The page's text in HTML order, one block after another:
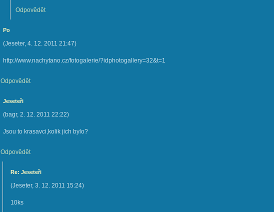
Odpovědět
Po
(Jeseter, 4. 12. 2011 21:47)
http://www.nachytano.cz/fotogalerie/?idphotogallery=32&t=1
Odpovědět
Jeseteři
(bagr, 2. 12. 2011 22:22)
Jsou to krasavci,kolik jich bylo?
Odpovědět
Re: Jeseteři
(Jeseter, 3. 12. 2011 15:24)
10ks